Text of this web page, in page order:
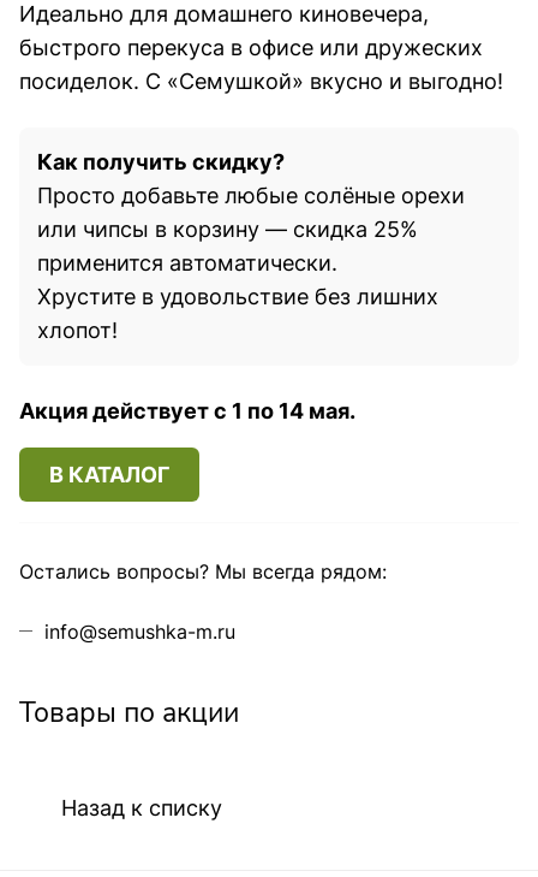
Идеально для домашнего киновечера,
быстрого перекуса в офисе или дружеских
посиделок. С «Семушкой» вкусно и выгодно!
Как получить скидку?
Просто добавьте любые солёные орехи
или чипсы в корзину — скидка 25%
применится автоматически.
Хрустите в удовольствие без лишних
хлопот!
Акция действует с 1 по 14 мая.
В КАТАЛОГ
Остались вопросы? Мы всегда рядом:
info@semushka-m.ru
Товары по акции
Назад к списку